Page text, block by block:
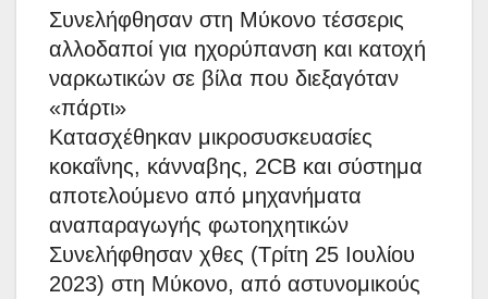
Συνελήφθησαν στη Μύκονο τέσσερις
αλλοδαποί για ηχορύπανση και κατοχή
ναρκωτικών σε βίλα που διεξαγόταν
«πάρτι»
Κατασχέθηκαν μικροσυσκευασίες
κοκαΐνης, κάνναβης, 2CB και σύστημα
αποτελούμενο από μηχανήματα
αναπαραγωγής φωτοηχητικών
Συνελήφθησαν χθες (Τρίτη 25 Ιουλίου
2023) στη Μύκονο, από αστυνομικούς